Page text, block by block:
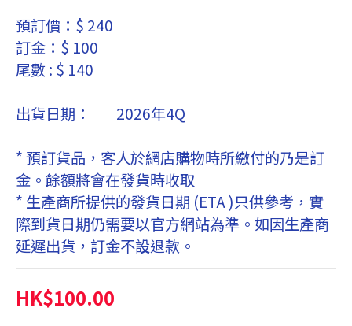
預訂價：$ 240
訂金：$ 100
尾數 : $ 140
出貨日期：	2026年4Q
* 預訂貨品，客人於網店購物時所繳付的乃是訂
金。餘額將會在發貨時收取
* 生產商所提供的發貨日期 (ETA )只供參考，實
際到貨日期仍需要以官方網站為準。如因生產商
延遲出貨，訂金不設退款。
HK$100.00